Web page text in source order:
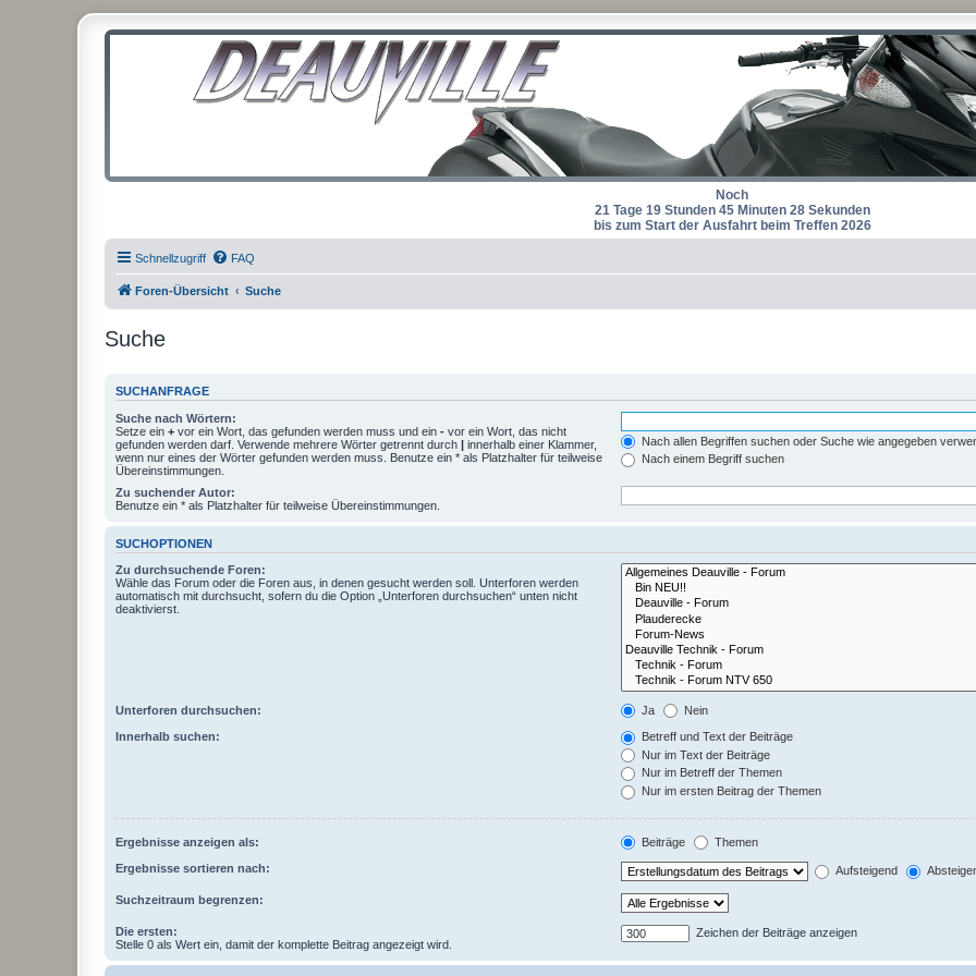
Noch
21 Tage 19 Stunden 45 Minuten 28 Sekunden
bis zum Start der Ausfahrt beim Treffen 2026
Schnellzugriff FAQ
Foren-Übersicht Suche
Suche
SUCHANFRAGE
Suche nach Wörtern:
Setze ein + vor ein Wort, das gefunden werden muss und ein - vor ein Wort, das nicht
gefunden werden darf. Verwende mehrere Wörter getrennt durch | innerhalb einer Klammer,
wenn nur eines der Wörter gefunden werden muss. Benutze ein * als Platzhalter für teilweise
Übereinstimmungen.
Nach allen Begriffen suchen oder Suche wie angegeben
Nach einem Begriff suchen
Zu suchender Autor:
Benutze ein * als Platzhalter für teilweise Übereinstimmungen.
SUCHOPTIONEN
Zu durchsuchende Foren:
Wähle das Forum oder die Foren aus, in denen gesucht werden soll. Unterforen werden
automatisch mit durchsucht, sofern du die Option „Unterforen durchsuchen“ unten nicht
deaktivierst.
Unterforen durchsuchen: Ja Nein
Innerhalb suchen:
Betreff und Text der Beiträge
Nur im Text der Beiträge
Nur im Betreff der Themen
Nur im ersten Beitrag der Themen
Ergebnisse anzeigen als: Beiträge Themen
Ergebnisse sortieren nach: Aufsteigend
Suchzeitraum begrenzen:
Die ersten:
Stelle 0 als Wert ein, damit der komplette Beitrag angezeigt wird.
Zeichen der Beiträge anzeigen